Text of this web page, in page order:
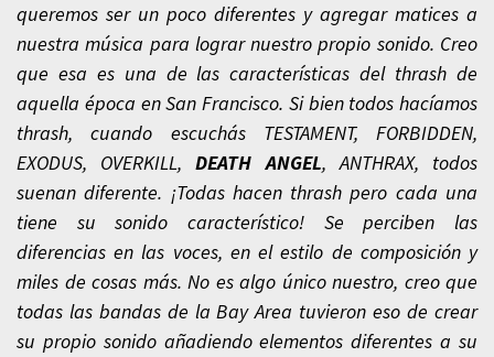
queremos ser un poco diferentes y agregar matices a
nuestra música para lograr nuestro propio sonido. Creo
que esa es una de las características del thrash de
aquella época en San Francisco. Si bien todos hacíamos
thrash, cuando escuchás TESTAMENT, FORBIDDEN,
EXODUS, OVERKILL,DEATH ANGEL, ANTHRAX, todos
suenan diferente. ¡Todas hacen thrash pero cada una
tiene su sonido característico! Se perciben las
diferencias en las voces, en el estilo de composición y
miles de cosas más. No es algo único nuestro, creo que
todas las bandas de la Bay Area tuvieron eso de crear
su propio sonido añadiendo elementos diferentes a su